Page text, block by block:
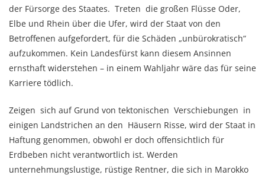
der Fürsorge des Staates. Treten die großen Flüsse Oder,
Elbe und Rhein über die Ufer, wird der Staat von den
Betroffenen aufgefordert, für die Schäden „unbürokratisch“
aufzukommen. Kein Landesfürst kann diesem Ansinnen
ernsthaft widerstehen – in einem Wahljahr wäre das für seine
Karriere tödlich.
Zeigen sich auf Grund von tektonischen Verschiebungen in
einigen Landstrichen an den Häusern Risse, wird der Staat in
Haftung genommen, obwohl er doch offensichtlich für
Erdbeben nicht verantwortlich ist. Werden
unternehmungslustige, rüstige Rentner, die sich in Marokko